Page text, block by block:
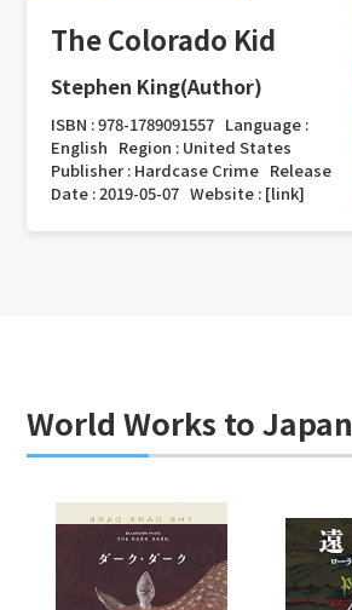
The Colorado Kid
Stephen King(Author)
ISBN :978-1789091557 Language :
English Region : United States
Publisher : Hardcase Crime Release
Date :2019-05-07Website : [link]
World Works to Japan